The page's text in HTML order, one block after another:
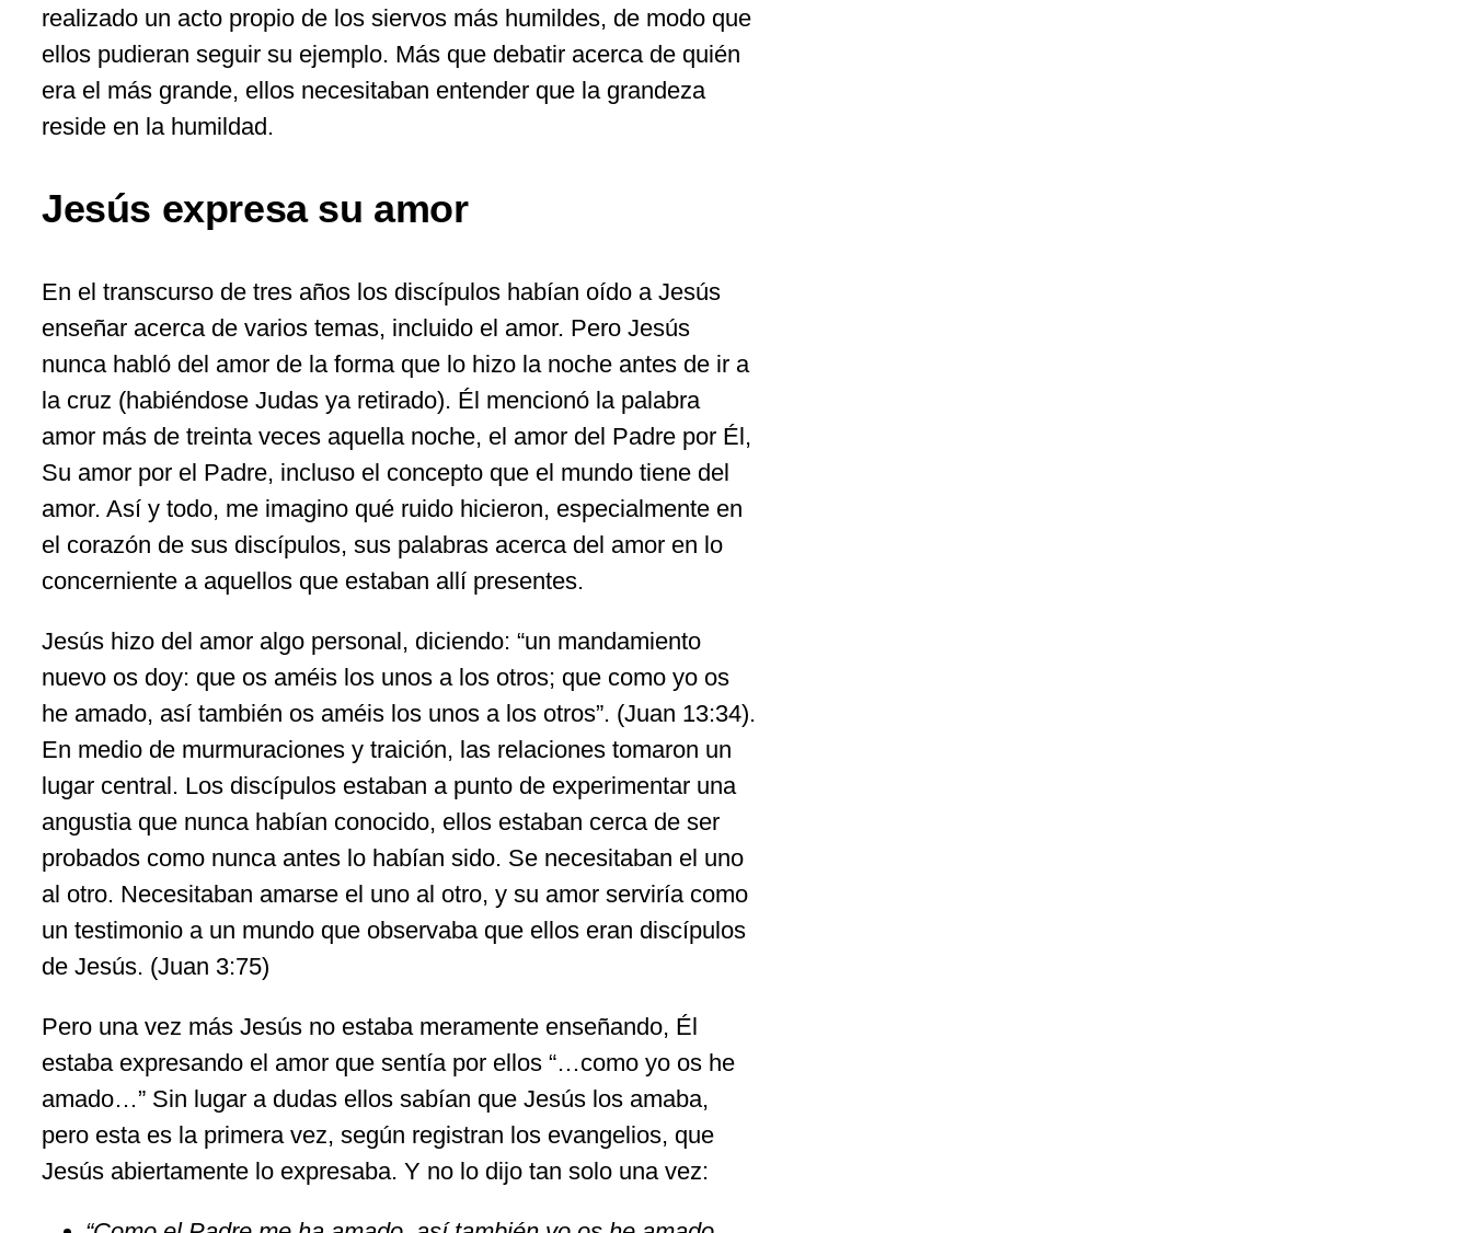
realizado un acto propio de los siervos más humildes, de modo que
ellos pudieran seguir su ejemplo. Más que debatir acerca de quién
era el más grande, ellos necesitaban entender que la grandeza
reside en la humildad.
Jesús expresa su amor
En el transcurso de tres años los discípulos habían oído a Jesús
enseñar acerca de varios temas, incluido el amor. Pero Jesús
nunca habló del amor de la forma que lo hizo la noche antes de ir a
la cruz (habiéndose Judas ya retirado). Él mencionó la palabra
amor más de treinta veces aquella noche, el amor del Padre por Él,
Su amor por el Padre, incluso el concepto que el mundo tiene del
amor. Así y todo, me imagino qué ruido hicieron, especialmente en
el corazón de sus discípulos, sus palabras acerca del amor en lo
concerniente a aquellos que estaban allí presentes.
Jesús hizo del amor algo personal, diciendo: “un mandamiento
nuevo os doy: que os améis los unos a los otros; que como yo os
he amado, así también os améis los unos a los otros”. (Juan 13:34).
En medio de murmuraciones y traición, las relaciones tomaron un
lugar central. Los discípulos estaban a punto de experimentar una
angustia que nunca habían conocido, ellos estaban cerca de ser
probados como nunca antes lo habían sido. Se necesitaban el uno
al otro. Necesitaban amarse el uno al otro, y su amor serviría como
un testimonio a un mundo que observaba que ellos eran discípulos
de Jesús. (Juan 3:75)
Pero una vez más Jesús no estaba meramente enseñando, Él
estaba expresando el amor que sentía por ellos “…como yo os he
amado…” Sin lugar a dudas ellos sabían que Jesús los amaba,
pero esta es la primera vez, según registran los evangelios, que
Jesús abiertamente lo expresaba. Y no lo dijo tan solo una vez: